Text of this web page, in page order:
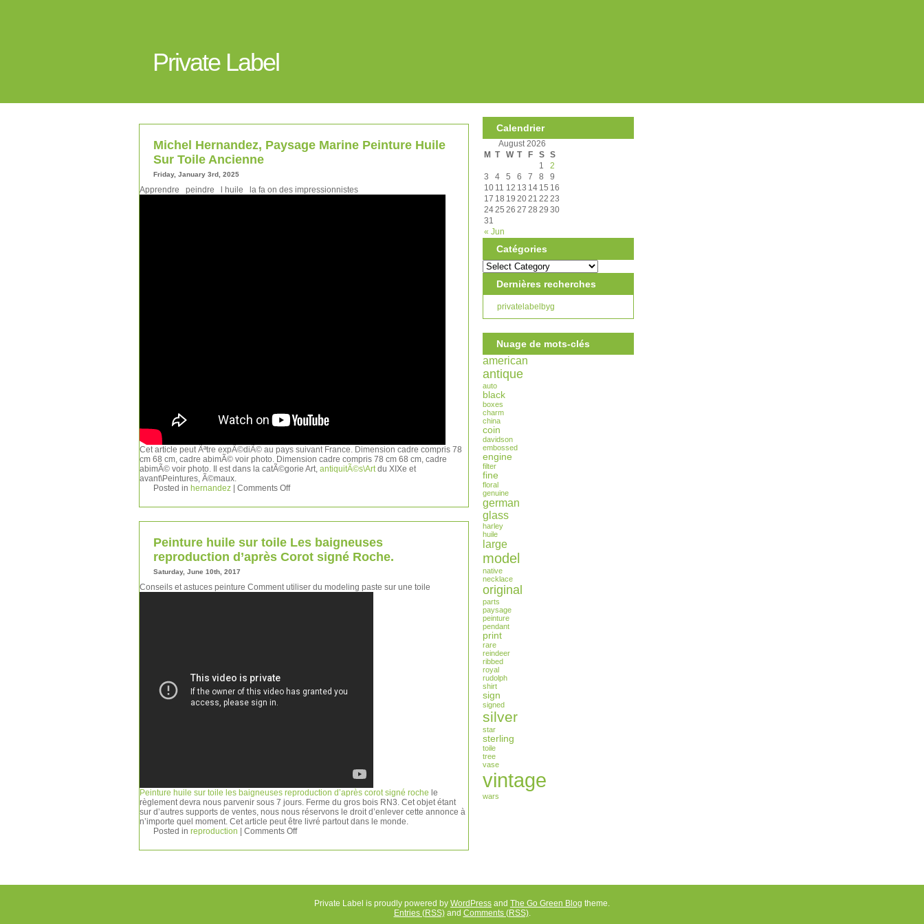
Private Label
Michel Hernandez, Paysage Marine Peinture Huile
Sur Toile Ancienne
Friday, January 3rd, 2025
Apprendre peindre l huile la fa on des impressionnistes
Cet article peut Ãªtre expÃ©diÃ© au pays suivant France. Dimension cadre compris 78
cm 68 cm, cadre abimÃ© voir photo. Dimension cadre compris 78 cm 68 cm, cadre
abimÃ© voir photo. Il est dans la catÃ©gorie Art, antiquitÃ©s\Artdu XIXe et
avant\Peintures, Ã©maux.
Posted in hernandez Comments Off
Peinture huile sur toile Les baigneuses
reproduction d’après Corot signé Roche.
Saturday, June 10th, 2017
Conseils et astuces peinture Comment utiliser du modeling paste sur une toile
Peinture huile sur toile les baigneuses reproduction d’après corot signé roche le
règlement devra nous parvenir sous 7 jours. Ferme du gros bois RN3. Cet objet étant
sur d’autres supports de ventes, nous nous réservons le droit d’enlever cette annonce à
n’importe quel moment. Cet article peut être livré partout dans le monde.
Posted in reproduction Comments Off
Calendrier
August 2026
M T W T F S S
« Jun
1
2
3
4 5 6 7 8
9
10 11 12 13 14 15 16
17 18 19 2021 22 23
2425 26 27 28 29 30
31
Catégories
Dernières recherches
privatelabelbyg
Nuage de mots-clés
american
antique
auto
black
boxes
charm
china
coin
davidson
embossed
engine
filter
fine
floral
genuine
german
glass
harley
huile
large
model
native
necklace
original
parts
paysage
peinture
pendant
print
rare
reindeer
ribbed
royal
rudolph
shirt
sign
signed
silver
star
sterling
toile
tree
vase
vintage
wars
Private Label is proudly powered by WordPress and The Go Green Blog theme.
Entries (RSS)and Comments (RSS).